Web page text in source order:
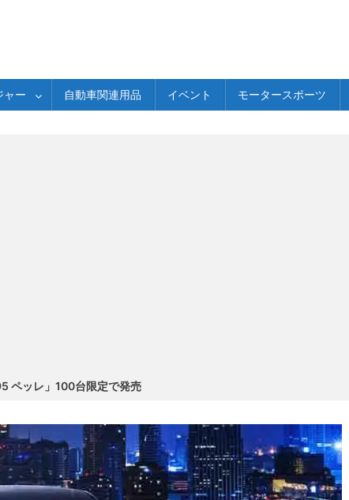
ャー 自動車関連用品 イベント モータースポーツ
ペッレ」100台限定で発売